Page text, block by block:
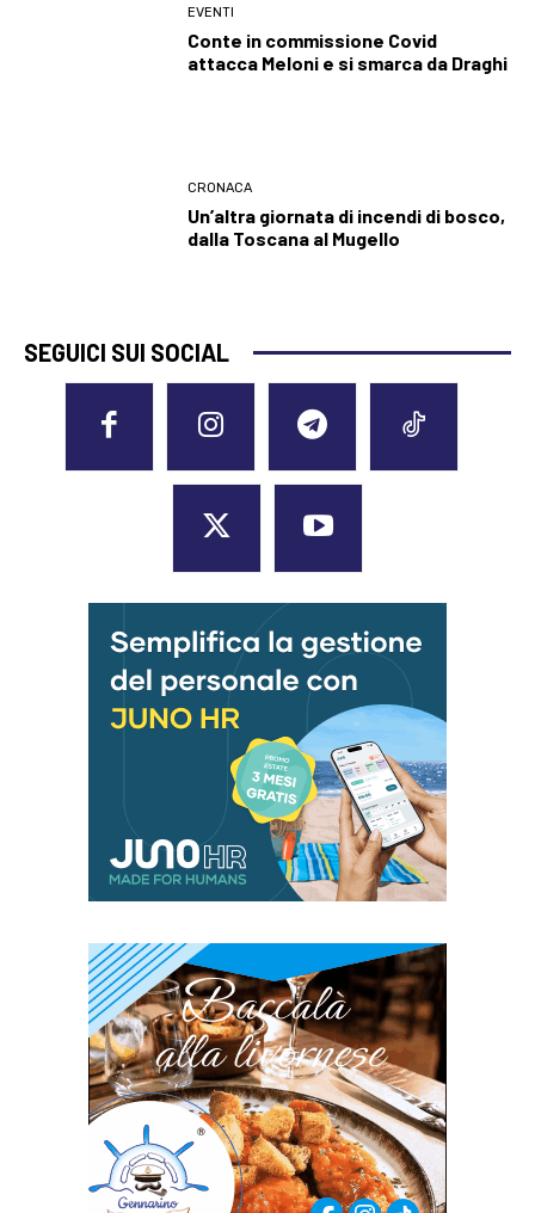
EVENTI
Conte in commissione Covid
attacca Meloni e si smarca da Draghi
CRONACA
Un’altra giornata di incendi di bosco,
dalla Toscana al Mugello
SEGUICI SUI SOCIAL